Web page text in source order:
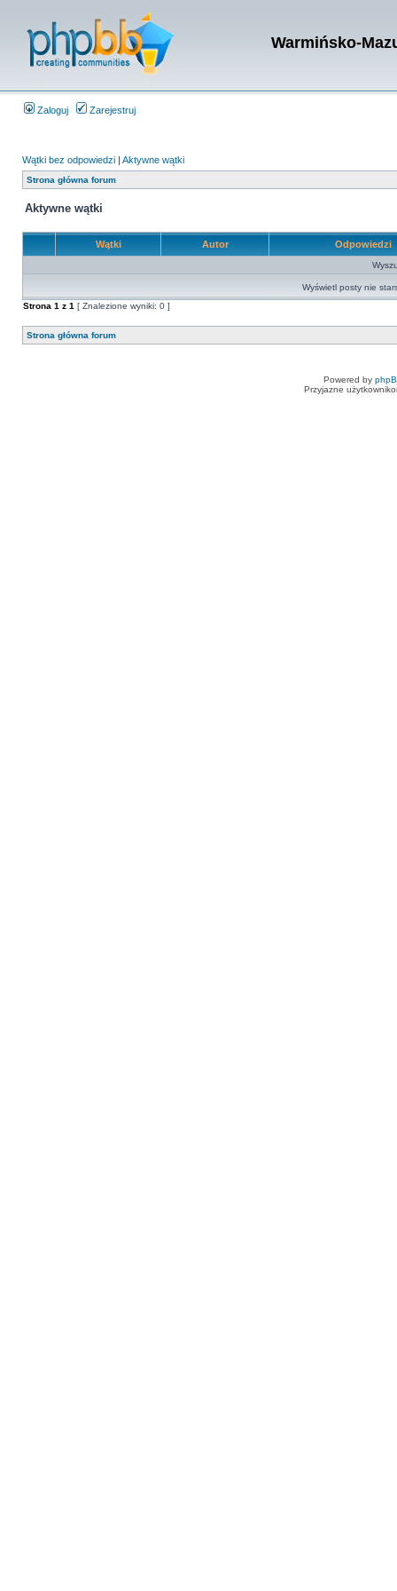
Warmińsko-
Zaloguj Zarejestruj
Wątki bez odpowiedzi | Aktywne wątki
Strona główna forum
Aktywne wątki
Wątki Autor Odpowiedzi
Wyświetl posty nie
Strona 1 z 1 [ Znalezione wyniki: 0 ]
Strona główna forum
Powered by
Przyjazne